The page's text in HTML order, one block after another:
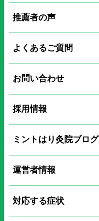
推薦者の声
よくあるご質問
お問い合わせ
採用情報
ミントはり灸院ブログ
運営者情報
対応する症状